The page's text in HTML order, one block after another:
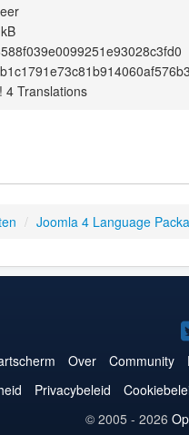
4 Translations
/ Joomla 4 Language
Over Community
Privacybeleid
© 2005 - 2026